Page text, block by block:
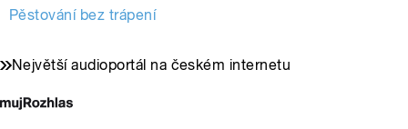
Pěstování bez trápení
Největší audioportál na českém internetu